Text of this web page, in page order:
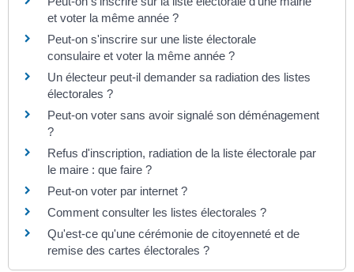
et voter la même année ?
Peut-on s'inscrire sur une liste électorale
consulaire et voter la même année ?
Un électeur peut-il demander sa radiation des listes
électorales ?
Peut-on voter sans avoir signalé son déménagement
?
Refus d'inscription, radiation de la liste électorale par
le maire : que faire ?
Peut-on voter par internet ?
Comment consulter les listes électorales ?
Qu'est-ce qu'une cérémonie de citoyenneté et de
remise des cartes électorales ?